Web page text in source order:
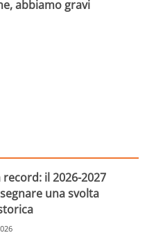
abbiamo gravi
record: il 2026-2027
una svolta